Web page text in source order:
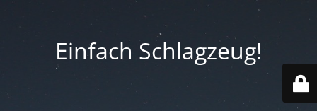
Einfach Schlagzeug!